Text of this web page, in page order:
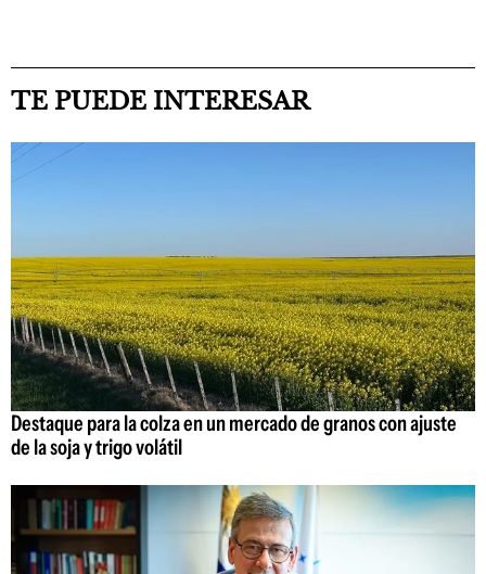
TE PUEDE INTERESAR
Destaque para la colza en un mercado de granos con ajuste
de la soja y trigo volátil